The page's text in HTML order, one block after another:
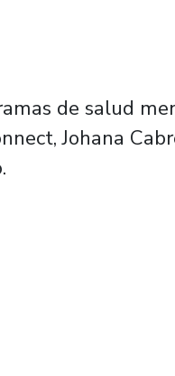
de salud
Johana
de la